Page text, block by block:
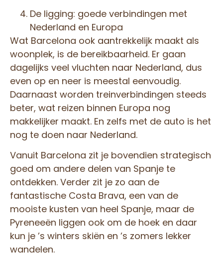
De ligging: goede verbindingen met
Nederland en Europa
Wat Barcelona ook aantrekkelijk maakt als
woonplek, is de bereikbaarheid. Er gaan
dagelijks veel vluchten naar Nederland, dus
even op en neer is meestal eenvoudig.
Daarnaast worden treinverbindingen steeds
beter, wat reizen binnen Europa nog
makkelijker maakt. En zelfs met de auto is het
nog te doen naar Nederland.
Vanuit Barcelona zit je bovendien strategisch
goed om andere delen van Spanje te
ontdekken. Verder zit je zo aan de
fantastische Costa Brava, een van de
mooiste kusten van heel Spanje, maar de
Pyreneeën liggen ook om de hoek en daar
kun je ’s winters skiën en ’s zomers lekker
wandelen.